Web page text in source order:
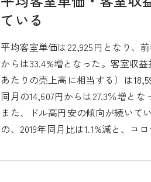
ている
平均客室単価は22,925円となり、前
からは33.4%増となった。客室収
あたりの売上高に相当する）は
同月の14,607円からは27.3％増とな
また、ドル高円安の傾向が続いて
の、2019年同月比は1.1%減と、コ